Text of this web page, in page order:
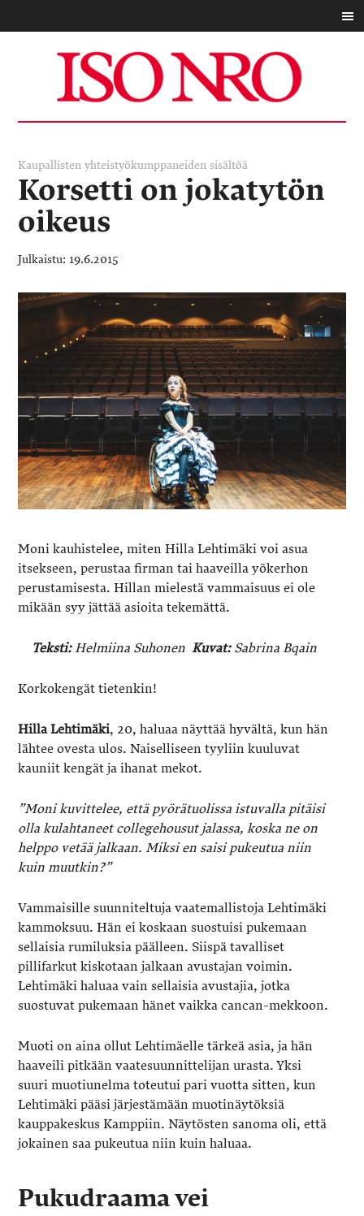
Kaupallisten yhteistyökumppaneiden sisältöä
Korsetti on jokatytön
oikeus
19.6.2015
Moni kauhistelee, miten Hilla Lehtimäki voi asua
itsekseen, perustaa firman tai haaveilla yökerhon
perustamisesta. Hillan mielestä vammaisuus ei ole
mikään syy jättää asioita tekemättä.
Teksti:Helmiina Suhonen Kuvat:Sabrina Bqain
Korkokengät tietenkin!
Hilla Lehtimäki, 20, haluaa näyttää hyvältä, kun hän
lähtee ovesta ulos. Naiselliseen tyyliin kuuluvat
kauniit kengät ja ihanat mekot.
”Moni kuvittelee, että pyörätuolissa istuvalla pitäisi
olla kulahtaneet collegehousut jalassa, koska ne on
helppo vetää jalkaan. Miksi en saisi pukeutua niin
kuin muutkin?”
Vammaisille suunniteltuja vaatemallistoja Lehtimäki
kammoksuu. Hän ei koskaan suostuisi pukemaan
sellaisia rumiluksia päälleen. Siispä tavalliset
pillifarkut kiskotaan jalkaan avustajan voimin.
Lehtimäki haluaa vain sellaisia avustajia, jotka
suostuvat pukemaan hänet vaikka cancan-mekkoon.
Muoti on aina ollut Lehtimäelle tärkeä asia, ja hän
haaveili pitkään vaatesuunnittelijan urasta. Yksi
suuri muotiunelma toteutui pari vuotta sitten, kun
Lehtimäki pääsi järjestämään muotinäytöksiä
kauppakeskus Kamppiin. Näytösten sanoma oli, että
jokainen saa pukeutua niin kuin haluaa.
Pukudraama vei